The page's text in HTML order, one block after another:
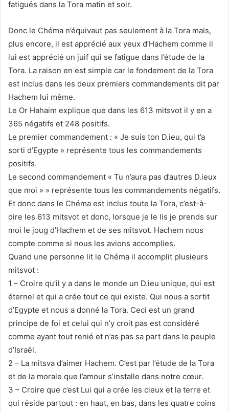
fatigués dans la Tora matin et soir.
Donc le Chéma n’équivaut pas seulement à la Tora mais,
plus encore, il est apprécié aux yeux d’Hachem comme il
lui est apprécié un juif qui se fatigue dans l’étude de la
Tora. La raison en est simple car le fondement de la Tora
est inclus dans les deux premiers commandements dit par
Hachem lui même.
Le Or Hahaim explique que dans les 613 mitsvot il y en a
365 négatifs et 248 positifs.
Le premier commandement : « Je suis ton D.ieu, qui t’a
sorti d’Egypte » représente tous les commandements
positifs.
Le second commandement « Tu n’aura pas d’autres D.ieux
que moi » » représente tous les commandements négatifs.
Et donc dans le Chéma est inclus toute la Tora, c’est-à-
dire les 613 mitsvot et donc, lorsque je le lis je prends sur
moi le joug d’Hachem et de ses mitsvot. Hachem nous
compte comme si nous les avions accomplies.
Quand une personne lit le Chéma il accomplit plusieurs
mitsvot :
1 – Croire qu’il y a dans le monde un D.ieu unique, qui est
éternel et qui a crée tout ce qui existe. Qui nous a sortit
d’Egypte et nous a donné la Tora. Ceci est un grand
principe de foi et celui qui n’y croit pas est considéré
comme ayant tout renié et n’as pas sa part dans le peuple
d’Israël.
2 – La mitsva d’aimer Hachem. C’est par l’étude de la Tora
et de la morale que l’amour s’installe dans notre cœur.
3 – Croire que c’est Lui qui a crée les cieux et la terre et
qui réside partout : en haut, en bas, dans les quatre coins